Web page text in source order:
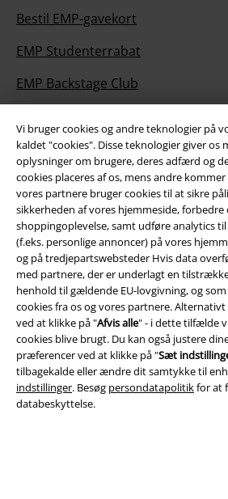
Vi bruger cookies og andre teknologier på
kaldet "cookies". Disse teknologier giver os
oplysninger om brugere, deres adfærd og
cookies placeres af os, mens andre
vores partnere bruger cookies til at sikre
sikkerheden af ​​vores hjemmeside, forbedre
shoppingoplevelse, samt udføre analytics
(f.eks. personlige annoncer) på vores
og på tredjepartswebsteder Hvis data
med partnere, der er underlagt en
henhold til gældende EU-lovgivning, og
cookies fra os og vores partnere.
ved at klikke på "Afvis alle" - i dette tilfælde
cookies blive brugt. Du kan også justere
præferencer ved at klikke på "Sæt
tilbagekalde eller ændre dit samtykke til
indstillinger. Besøg persondatapolitikfor at
databeskyttelse.
Bestil EMP-gavekort
EMP Studenterrabat
EMP Backstage Club
Mere EMP
Partnerprogram
Bæredygtighed
Community